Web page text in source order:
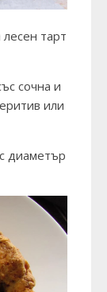
лесен тарт
сочна и
или
диаметър